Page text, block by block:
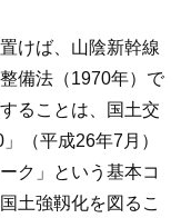
けば、山陰新幹線
備法（1970年）で
ることは、国土交
（平成26年7月）
ク」という基本コ
土強靱化を図るこ